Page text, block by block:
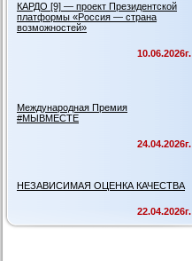
КАРДО [9] — проект Президентской
платформы «Россия — страна
возможностей»
10.06.2026г.
Международная Премия
#МЫВМЕСТЕ
24.04.2026г.
НЕЗАВИСИМАЯ ОЦЕНКА КАЧЕСТВА
22.04.2026г.